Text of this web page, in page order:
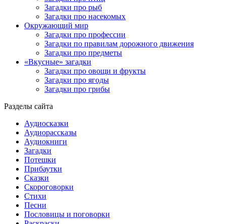
Загадки про рыб
Загадки про насекомых
Окружающий мир
Загадки про профессии
Загадки по правилам дорожного движения
Загадки про предметы
«Вкусные» загадки
Загадки про овощи и фрукты
Загадки про ягоды
Загадки про грибы
Разделы сайта
Аудиосказки
Аудиорассказы
Аудиокниги
Загадки
Потешки
Прибаутки
Сказки
Скороговорки
Стихи
Песни
Пословицы и поговорки